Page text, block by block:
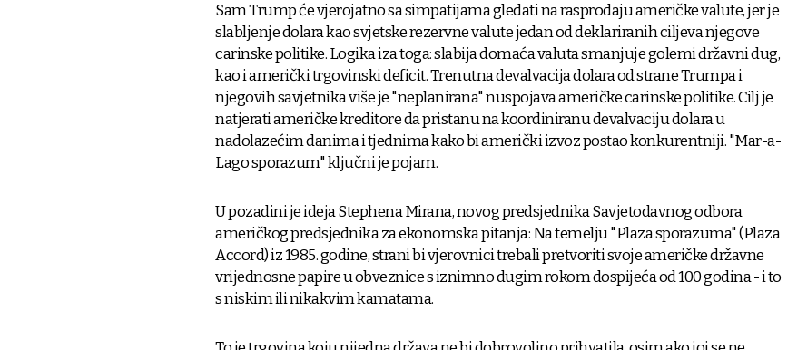
Sam Trump će vjerojatno sa simpatijama gledati na rasprodaju američke valute, jer je
slabljenje dolara kao svjetske rezervne valute jedan od deklariranih ciljeva njegove
carinske politike. Logika iza toga: slabija domaća valuta smanjuje golemi državni dug,
kao i američki trgovinski deficit. Trenutna devalvacija dolara od strane Trumpa i
njegovih savjetnika više je "neplanirana" nuspojava američke carinske politike. Cilj je
natjerati američke kreditore da pristanu na koordiniranu devalvaciju dolara u
nadolazećim danima i tjednima kako bi američki izvoz postao konkurentniji. "Mar-a-
Lago sporazum" ključni je pojam.
U pozadini je ideja Stephena Mirana, novog predsjednika Savjetodavnog odbora
američkog predsjednika za ekonomska pitanja: Na temelju "Plaza sporazuma" (Plaza
Accord) iz 1985. godine, strani bi vjerovnici trebali pretvoriti svoje američke državne
vrijednosne papire u obveznice s iznimno dugim rokom dospijeća od 100 godina - i to
s niskim ili nikakvim kamatama.